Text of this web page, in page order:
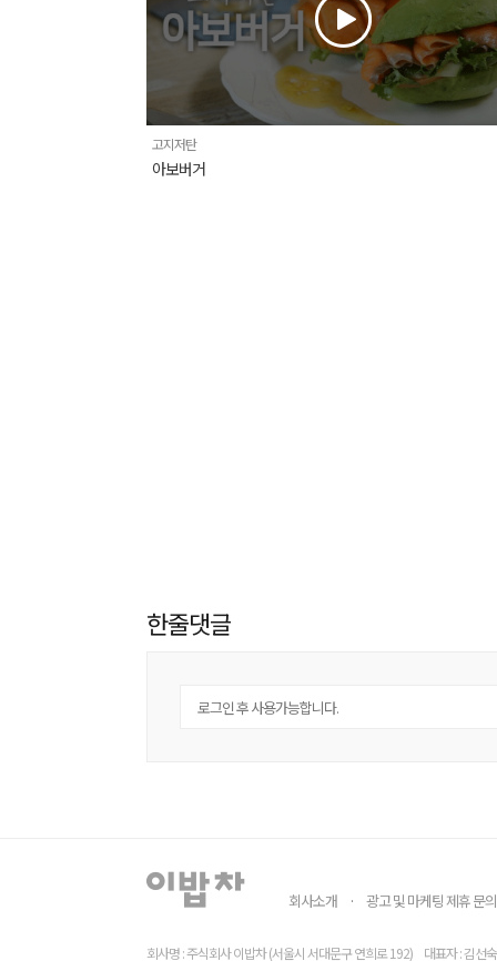
고지저탄
아보버거
한줄댓글
회사소개 · 광고 및 마케팅 제휴 문의
회사명 : 주식회사 이밥차 (서울시 서대문구 연희로 192) 대표자 : 김선